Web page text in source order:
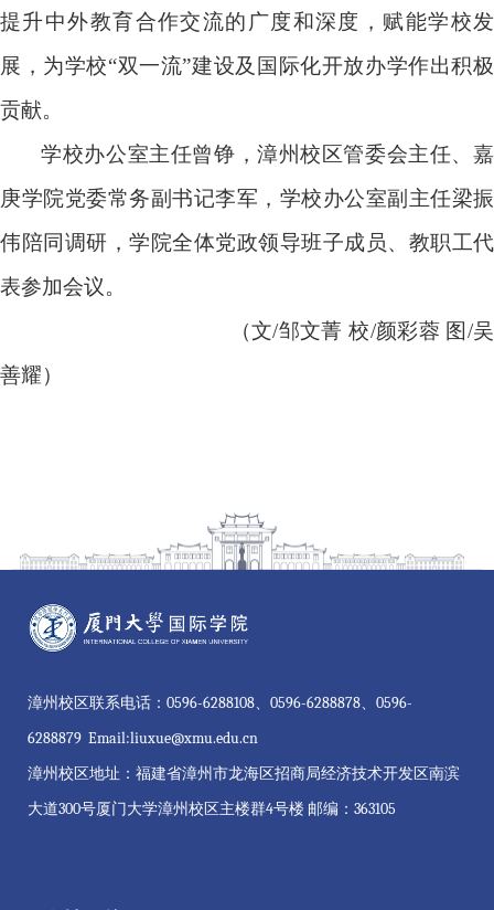
提升中外教育合作交流的广度和深度，赋能学校发
展，为学校“双一流”建设及国际化开放办学作出积极
贡献。
学校办公室主任曾铮，漳州校区管委会主任、嘉
庚学院党委常务副书记李军，学校办公室副主任梁振
伟陪同调研，学院全体党政领导班子成员、教职工代
表参加会议。
（文/邹文菁 校/颜彩蓉 图/吴
善耀）
漳州校区联系电话：0596-6288108、0596-6288878、0596-
6288879 Email:liuxue@xmu.edu.cn
漳州校区地址：福建省漳州市龙海区招商局经济技术开发区南滨
大道300号厦门大学漳州校区主楼群4号楼 邮编：363105